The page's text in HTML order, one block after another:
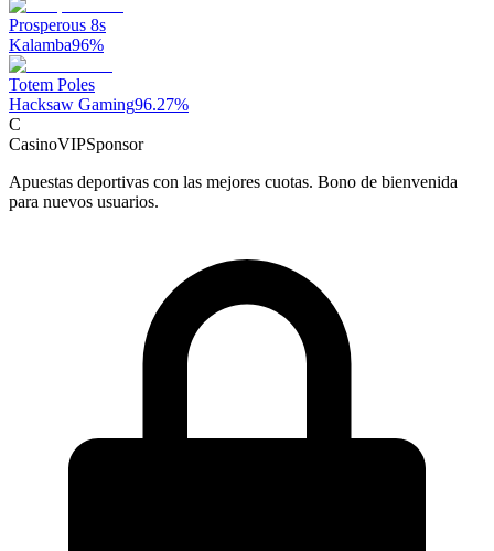
Prosperous 8s
Kalamba96%
Totem Poles
Hacksaw Gaming96.27%
C
CasinoVIPSponsor
Apuestas deportivas con las mejores cuotas. Bono de bienvenida
para nuevos usuarios.